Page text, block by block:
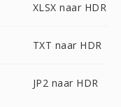
XLSX naar HDR
TXT naar HDR
JP2 naar HDR